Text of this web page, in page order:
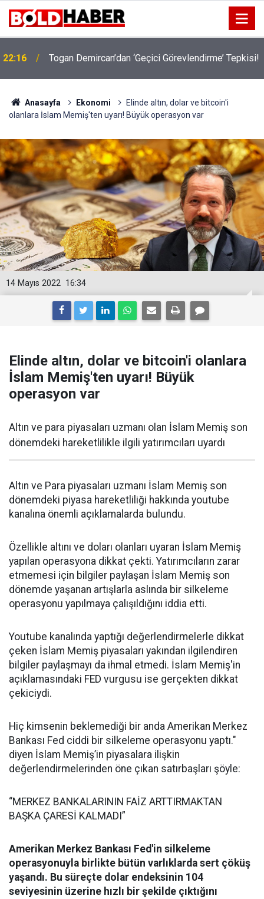
19:32 Sıcak Havalarda Ödem Şikayetini Hafife Almayın!
Anasayfa Ekonomi
Elinde altın, dolar ve bitcoin'i
olanlara İslam Memiş'ten uyarı! Büyük operasyon var
16:34
14 Mayıs 2022
Elinde altın, dolar ve bitcoin'i olanlara
İslam Memiş'ten uyarı! Büyük
operasyon var
Altın ve para piyasaları uzmanı olan İslam Memiş son
dönemdeki hareketlilikle ilgili yatırımcıları uyardı
Altın ve Para piyasaları uzmanı İslam Memiş son
dönemdeki piyasa hareketliliği hakkında youtube
kanalına önemli açıklamalarda bulundu.
Özellikle altını ve doları olanları uyaran İslam Memiş
yapılan operasyona dikkat çekti. Yatırımcıların zarar
etmemesi için bilgiler paylaşan İslam Memiş son
dönemde yaşanan artışlarla aslında bir silkeleme
operasyonu yapılmaya çalışıldığını iddia etti.
Youtube kanalında yaptığı değerlendirmelerle dikkat
çeken İslam Memiş piyasaları yakından ilgilendiren
bilgiler paylaşmayı da ihmal etmedi. İslam Memiş'in
açıklamasındaki FED vurgusu ise gerçekten dikkat
çekiciydi.
Hiç kimsenin beklemediği bir anda Amerikan Merkez
Bankası Fed ciddi bir silkeleme operasyonu yaptı."
diyen İslam Memiş’in piyasalara ilişkin
değerlendirmelerinden öne çıkan satırbaşları şöyle:
“MERKEZ BANKALARININ FAİZ ARTTIRMAKTAN
BAŞKA ÇARESİ KALMADI”
Amerikan Merkez Bankası Fed'in silkeleme
operasyonuyla birlikte bütün varlıklarda sert çöküş
yaşandı. Bu süreçte dolar endeksinin 104
seviyesinin üzerine hızlı bir şekilde çıktığını